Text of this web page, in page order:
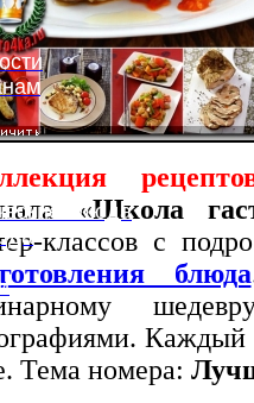
блюда
«Школа
классов с
блюда
Каждый
Тема номера: